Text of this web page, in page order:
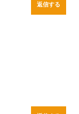
返信する